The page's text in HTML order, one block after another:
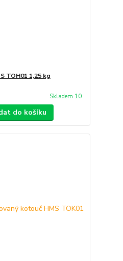
TOH01 1,25 kg
Skladem 10
do košíku